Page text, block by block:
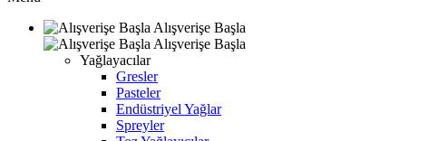
Alışverişe Başla
Alışverişe Başla
Yağlayacılar
Gresler
Pasteler
Endüstriyel Yağlar
Spreyler